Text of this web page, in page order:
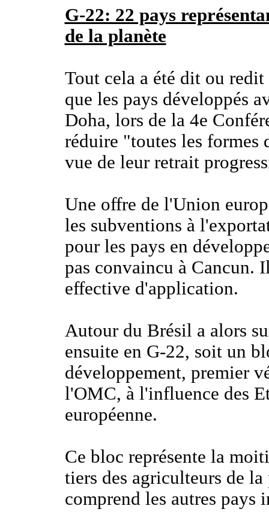
G-22: 22 pays
de la planète
Tout cela a été dit ou
que les pays développés
Doha, lors de la 4e
réduire "toutes les formes
vue de leur retrait
Une offre de l'Union
les subventions à
pour les pays en
pas convaincu à Cancun.
effective d'application.
Autour du Brésil a alors
ensuite en G-22, soit un
développement, premier
l'OMC, à l'influence des
européenne.
Ce bloc représente la
tiers des agriculteurs de
comprend les autres